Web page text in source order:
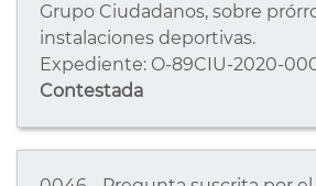
Grupo Ciudadanos, sobre
instalaciones deportivas.
Expediente: O-89CIU-2020-
Contestada